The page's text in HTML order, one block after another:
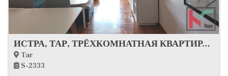
ИСТРА, ТАР, ТРЁХКОМНАТНАЯ КВАРТИРА С ВИДОМ НА МОРЕ#ПРОДАЖА
Tar
S-2333